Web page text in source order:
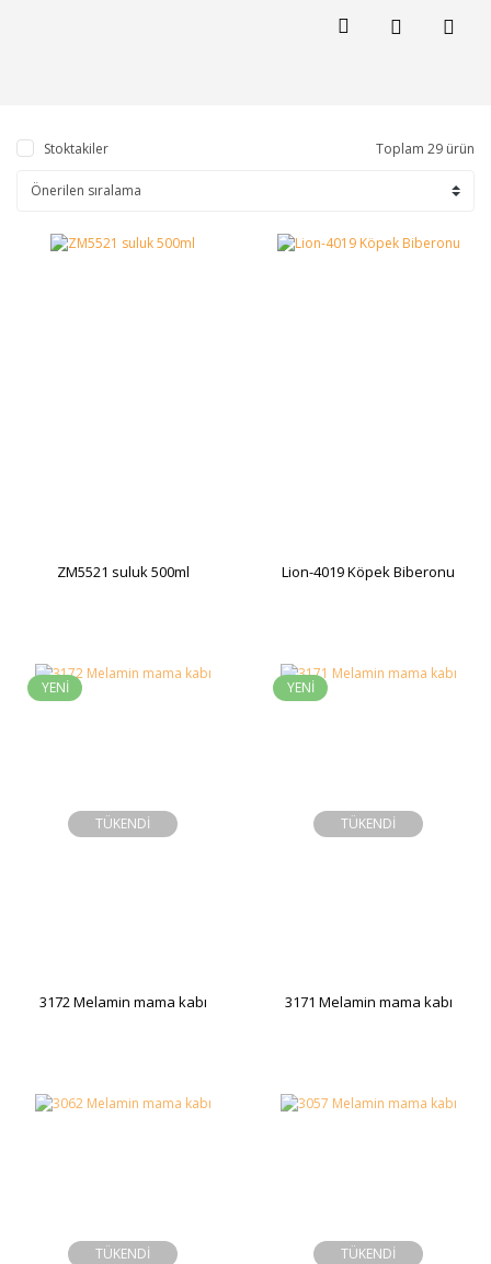
Stoktakiler Toplam 29 ürün
ZM5521 suluk 500ml Lion-4019 Köpek Biberonu
YENİ
TÜKENDİ
3172 Melamin mama kabı
YENİ
TÜKENDİ
3171 Melamin mama kabı
TÜKENDİ TÜKENDİ